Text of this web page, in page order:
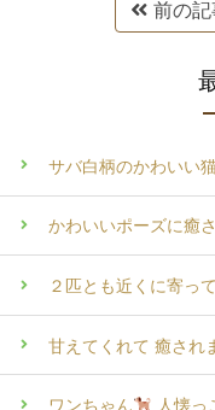
前の
サバ白柄のかわいい
かわいいポーズに癒
２匹とも近くに寄っ
甘えてくれて 癒され
ワンちゃん 人懐っ